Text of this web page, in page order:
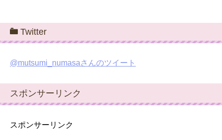
Twitter
@mutsumi_numasaさんのツイート
スポンサーリンク
スポンサーリンク